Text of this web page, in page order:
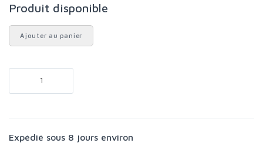
Produit disponible
Ajouter au panier
Expédié sous 8 jours environ